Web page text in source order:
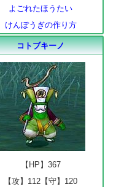
よごれたほうたい
けんぽうぎの作り方
コトブキーノ
【HP】367
【攻】112【守】120